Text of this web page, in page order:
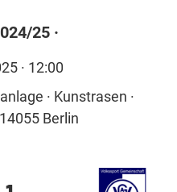
25 ·
· 12:00
· Kunstrasen ·
Berlin